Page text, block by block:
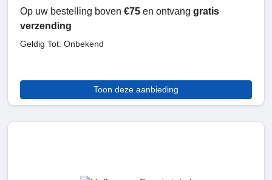
Op uw bestelling boven €75 en ontvang gratis
verzending
Geldig Tot: Onbekend
Toon deze aanbieding